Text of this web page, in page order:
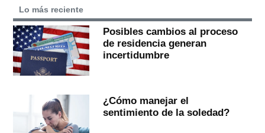
Lo más reciente
Posibles cambios al proceso
de residencia generan
incertidumbre
¿Cómo manejar el
sentimiento de la soledad?